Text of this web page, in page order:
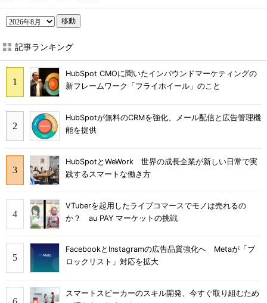
移動
記事ランキング
HubSpot CMOに聞いたインバウンドマーケティングの
新フレームワーク「フライホイール」のこと
HubSpotが無料のCRMを強化、メール配信と広告管理機
能を提供
HubSpotとWeWork 世界の成長企業が新しい日常で実
践するスマートな働き方
VTuberを起用したライブコマースでモノは売れるの
か？ au PAY マーケットの挑戦
FacebookとInstagramの広告品質強化へ Metaが「ブ
ロックリスト」対応を拡大
スマートスピーカーのスキル開発、今すぐ取り組むため